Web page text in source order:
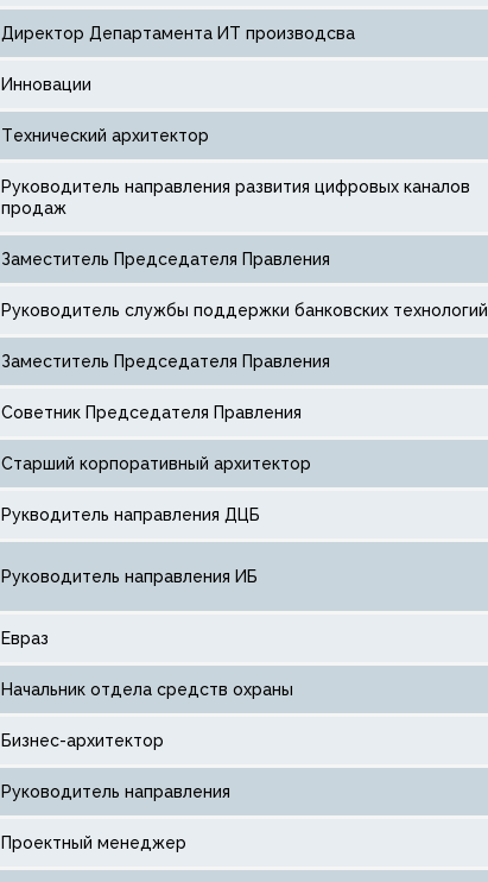
Директор Департамента ИТ производсва
Инновации
Технический архитектор
Руководитель направления развития цифровых каналов
продаж
Заместитель Председателя Правления
Руководитель службы поддержки банковских технологий
Заместитель Председателя Правления
Советник Председателя Правления
Старший корпоративный архитектор
рукводитель направления ДЦБ
Руководитель направления ИБ
Евраз
Начальник отдела средств охраны
Бизнес-архитектор
Руководитель направления
Проектный менеджер